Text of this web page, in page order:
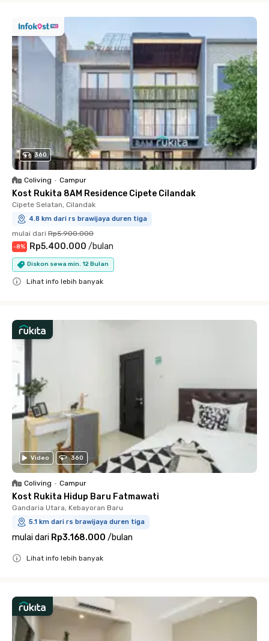
360
Coliving • Campur
Kost Rukita 8AM Residence Cipete Cilandak
Cipete Selatan, Cilandak
4.8 km dari rs brawijaya duren tiga
mulai dari Rp5.900.000
-8% Rp5.400.000 /bulan
Diskon sewa min. 12 Bulan
Lihat info lebih banyak
Video 360
Coliving • Campur
Kost Rukita Hidup Baru Fatmawati
Gandaria Utara, Kebayoran Baru
5.1 km dari rs brawijaya duren tiga
mulai dari Rp3.168.000 /bulan
Lihat info lebih banyak